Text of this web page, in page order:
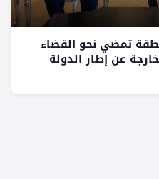
تمضي نحو القضاء
عن إطار الدولة